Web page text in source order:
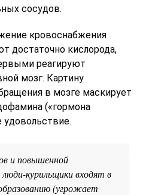
сосудов.
кровоснабжения
достаточно кислорода,
реагируют
мозг. Картину
в мозге маскирует
(«гормона
и повышенной
курильщики входят в
(угрожает